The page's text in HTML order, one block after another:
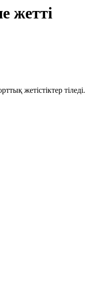
жетті
жетістіктер тіледі.